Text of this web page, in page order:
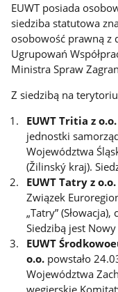
EUWT posiada
siedziba statutowa
osobowość prawną z
Ugrupowań
Ministra Spraw
Z siedzibą na
EUWT Tritia z o.o.
jednostki
Województwa
(Žilinský kraj).
EUWT Tatry z o.o.
Związek
„Tatry”
Siedzibą jest Nowy
EUWT
o.o. powstało
Województwa
węgierskie